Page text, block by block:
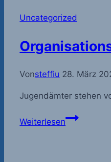
Uncategorized
Vonsteffiu 28. März
Jugendämter stehen
Weiterlesen